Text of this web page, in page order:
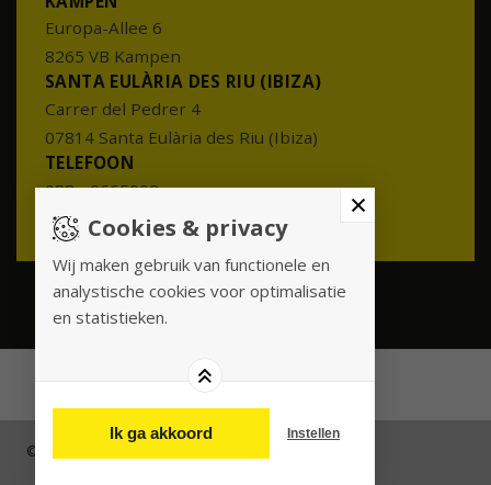
Europa-Allee 6
8265 VB Kampen
SANTA EULÀRIA DES RIU (IBIZA)
Carrer del Pedrer 4
07814 Santa Eulària des Riu (Ibiza)
TELEFOON
088 - 0665002
info@meesterenmeester.nl
© 2026
Cookies & privacy
Wij maken gebruik van functionele en
analystische cookies voor optimalisatie
en statistieken.
Ik ga akkoord Instellen